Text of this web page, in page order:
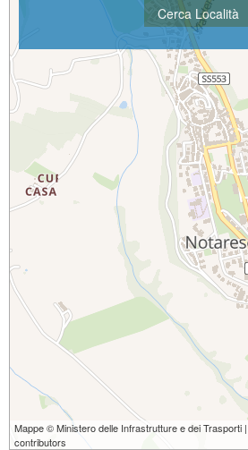
Mappe © Ministero delle Infrastrutture e dei Trasporti
contributors